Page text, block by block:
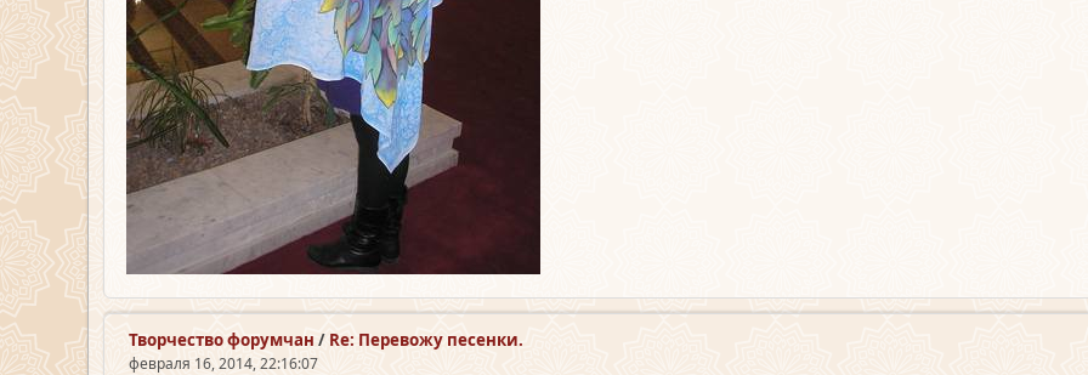
Творчество форумчан / Re: Перевожу песенки.
февраля 16, 2014, 22:16:07